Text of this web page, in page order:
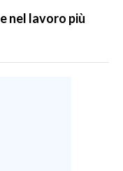
nel lavoro più